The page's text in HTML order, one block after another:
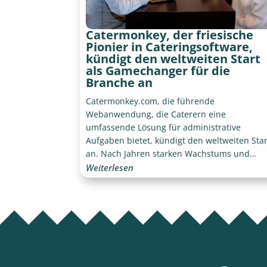
Catermonkey, der friesische
Pionier in Cateringsoftware,
kündigt den weltweiten Start
als Gamechanger für die
Branche an
Catermonkey.com, die führende
Webanwendung, die Caterern eine
umfassende Lösung für administrative
Aufgaben bietet, kündigt den weltweiten
an. Nach Jahren starken Wachstums und
Erfolgs, mit Hauptsitz in Lemmer, Friesland,
erweitert Catermonkey seinen Einfluss auf
Weiterlesen